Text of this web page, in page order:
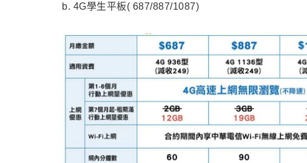
b. 4G學生平板( 687/887/1087)